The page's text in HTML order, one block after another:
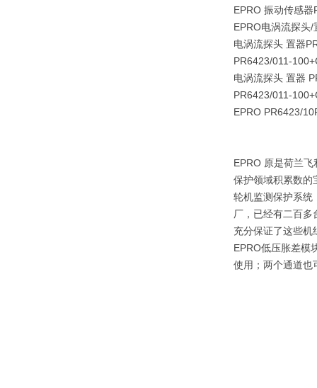
EPRO 振动传感
EPRO电涡流探头
电涡流探头 置器
PR6423/011-
电涡流探头 置器
PR6423/011-
EPRO PR6423/
EPRO 原是荷兰
保护领域积累数的
轮机监测保护系统
厂，已经有二百
充分保证了这些机
EPRO低压胀差模
使用；两个通道也